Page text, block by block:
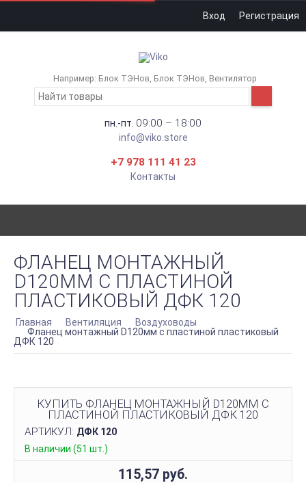
Вход Регистрация
Например: Блок ТЭНов Блок ТЭНов Вентилятор
пн.-пт. 09:00 – 18:00
info@viko.store
+7 978 111 41 23
Контакты
ФЛАНЕЦ МОНТАЖНЫЙ
D120ММ С ПЛАСТИНОЙ
ПЛАСТИКОВЫЙ ДФК 120
Главная Вентиляция
Воздуховоды
Фланец монтажный D120мм с пластиной пластиковый
ДФК 120
КУПИТЬ ФЛАНЕЦ МОНТАЖНЫЙ D120ММ С
ПЛАСТИНОЙ ПЛАСТИКОВЫЙ ДФК 120
АРТИКУЛ: ДФК 120
В наличии (51 шт.)
115,57 руб.